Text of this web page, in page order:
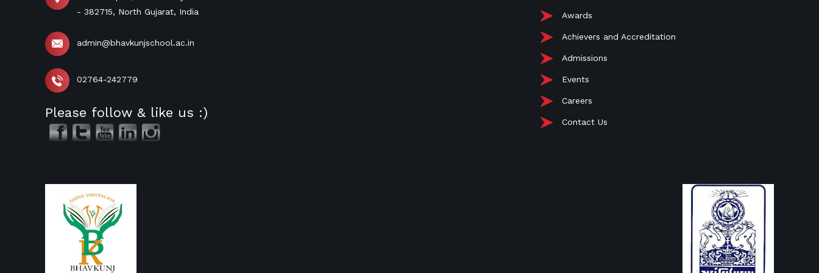
- 382715, North Gujarat, India
admin@bhavkunjschool.ac.in
02764-242779
Please follow & like us :)
Awards
Achievers and Accreditation
Admissions
Events
Careers
Contact Us